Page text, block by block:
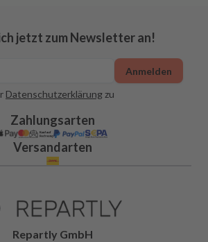
jetzt zum Newsletter an!
Datenschutzerklärung zu
Anmelden
Zahlungsarten
Versandarten
Repartly GmbH